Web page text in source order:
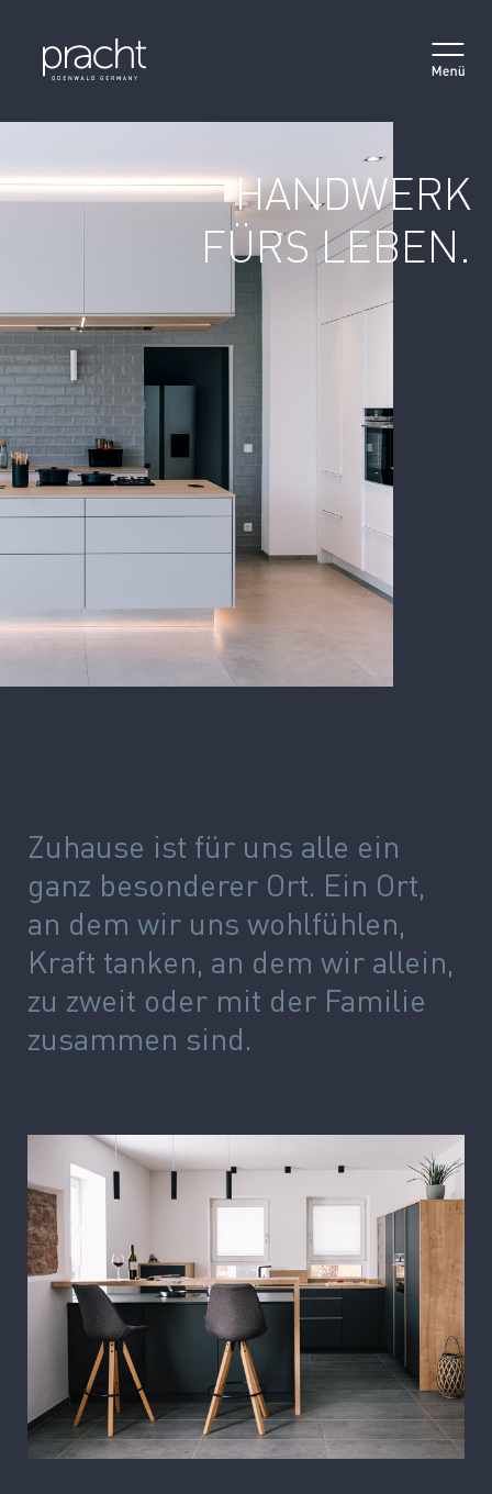
MAIN NAVIGATION
HANDWERK
FÜRS LEBEN.
Zuhause ist für uns alle ein
ganz besonderer Ort. Ein Ort,
an dem wir uns wohlfühlen,
Kraft tanken, an dem wir allein,
zu zweit oder mit der Familie
zusammen sind.